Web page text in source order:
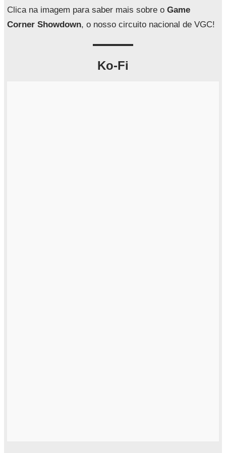
a
Clica na imagem para saber mais sobre o Game
Corner Showdown, o nosso circuito nacional de VGC!
Ko-Fi